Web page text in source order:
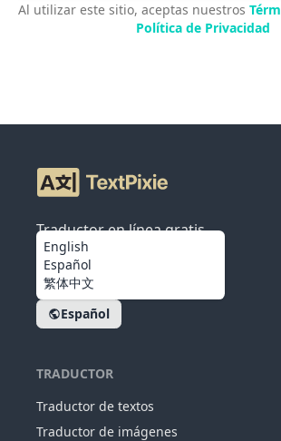
Al utilizar este sitio, aceptas nuestros
Política de Privacidad
Traductor en línea gratis
Español
English
Español
繁体中文
TRADUCTOR
Traductor de textos
Traductor de imágenes